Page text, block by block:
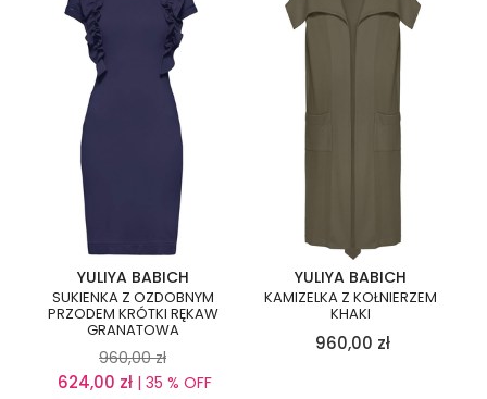
YULIYA BABICH
SUKIENKA Z OZDOBNYM
PRZODEM KRÓTKI RĘKAW
GRANATOWA
960,00 zł
624,00 zł| 35 % OFF
YULIYA BABICH
KAMIZELKA Z KOŁNIERZEM
KHAKI
960,00 zł